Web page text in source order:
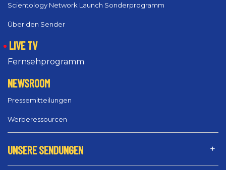
Scientology Network Launch Sonderprogramm
Über den Sender
LIVE TV
Fernsehprogramm
NEWSROOM
Pressemitteilungen
Werberessourcen
UNSERE SENDUNGEN